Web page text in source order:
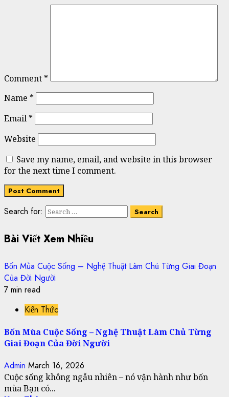
Comment *
Name *
Email *
Website
Save my name, email, and website in this browser
for the next time I comment.
Search for:
Bài Viết Xem Nhiều
Bốn Mùa Cuộc Sống – Nghệ Thuật Làm Chủ Từng Giai Đoạn
Của Đời Người
7 min read
Kiến Thức
Bốn Mùa Cuộc Sống – Nghệ Thuật Làm Chủ Từng
Giai Đoạn Của Đời Người
Admin March 16, 2026
Cuộc sống không ngẫu nhiên – nó vận hành như bốn
mùa Bạn có...